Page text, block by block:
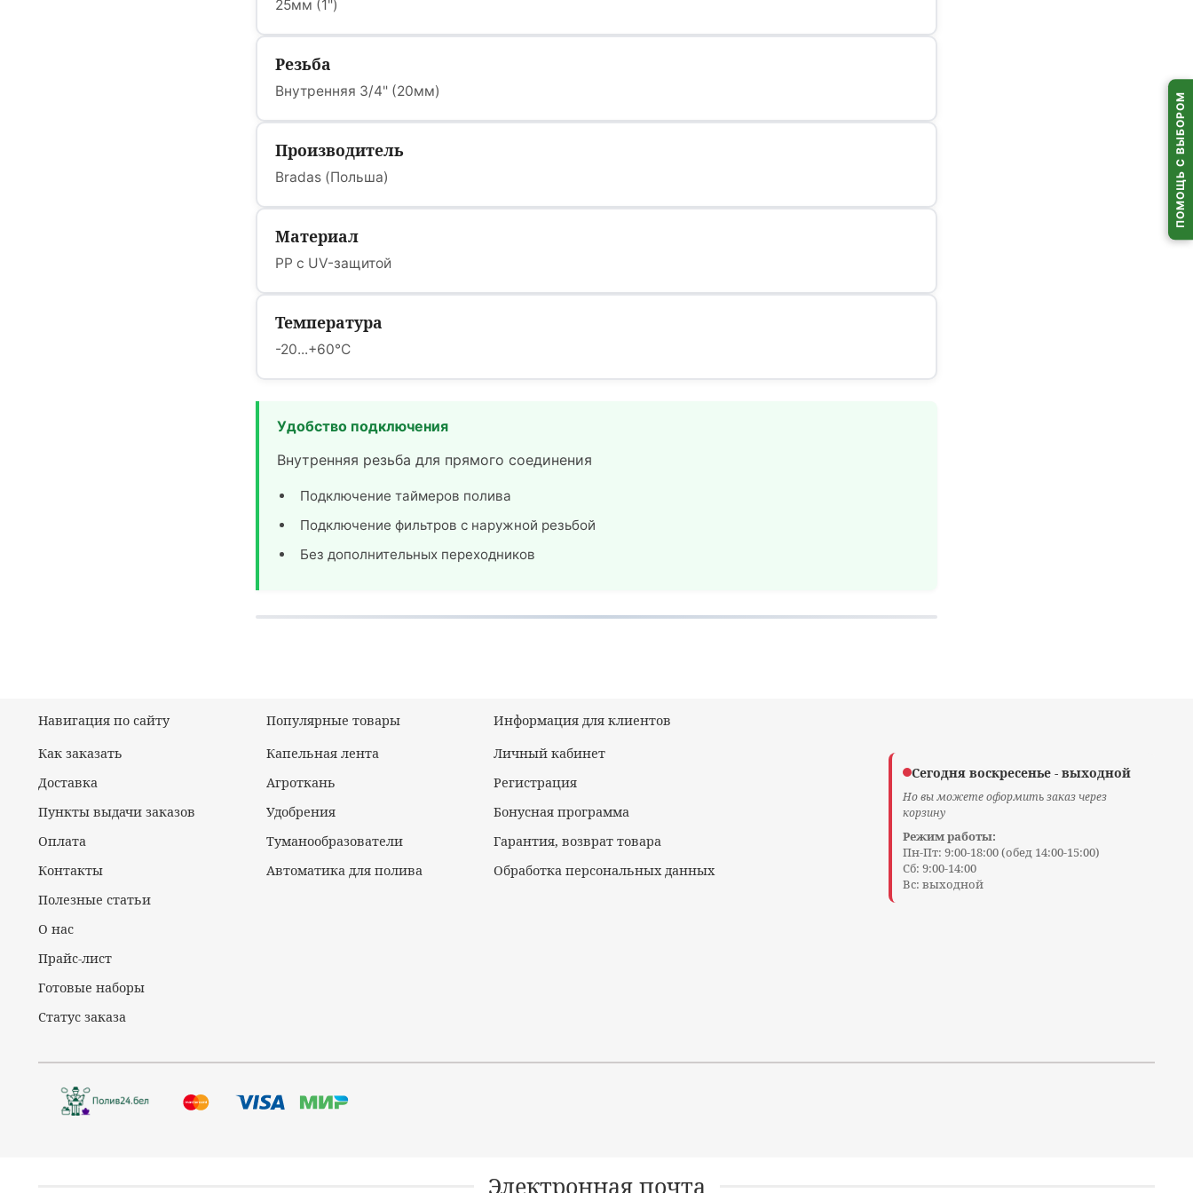
25мм (1")
Резьба
Внутренняя 3/4" (20мм)
Производитель
Bradas (Польша)
Материал
PP с UV-защитой
Температура
-20...+60°C
Удобство подключения
Внутренняя резьба для прямого соединения
Подключение таймеров полива
Подключение фильтров с наружной резьбой
Без дополнительных переходников
Навигация по сайту
Как заказать
Доставка
Пункты выдачи заказов
Оплата
Контакты
Полезные статьи
О нас
Прайс-лист
Готовые наборы
Статус заказа
Популярные товары
Капельная лента
Агроткань
Удобрения
Туманообразователи
Автоматика для полива
Информация для клиентов
Личный кабинет
Регистрация
Бонусная программа
Гарантия, возврат товара
Обработка персональных данных
Сегодня воскресенье - выходной
Но вы можете оформить заказ через
корзину
Режим работы:
Пн-Пт: 9:00-18:00 (обед 14:00-15:00)
Сб: 9:00-14:00
Вс: выходной
Электронная почта
ПОМОЩЬ С ВЫБОРОМ